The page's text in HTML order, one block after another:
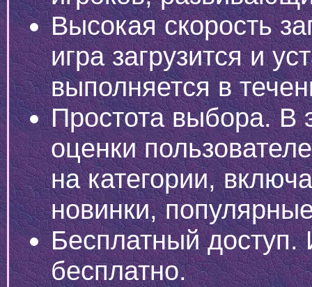
Высокая скорость
игра загрузится и
выполняется в
Простота выбора. В
оценки
на категории,
новинки,
Бесплатный
бесплатно.